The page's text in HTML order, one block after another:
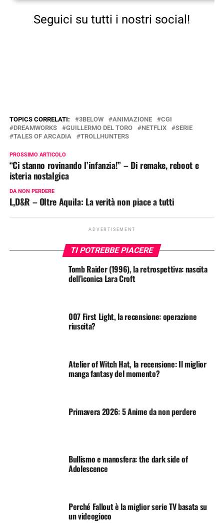
Seguici su tutti i nostri social!
TOPICS CORRELATI: 3BELOW ANIMAZIONE
CGI
DREAMWORKS
GUILLERMO DEL TORO NETFLIX
SERIE
TALES OF ARCADIA
TROLLHUNTERS
PROSSIMO ARTICOLO
“Ci stanno rovinando l’infanzia!” – Di remake, reboot e
isteria nostalgica
DA NON PERDERE
L,D&R – Oltre Aquila: La verità non piace a tutti
ADVERTISEMENT
TI POTREBBE PIACERE
Tomb Raider (1996), la retrospettiva: nascita
dell’iconica Lara Croft
007 First Light, la recensione: operazione
riuscita?
Atelier of Witch Hat, la recensione: Il miglior
manga fantasy del momento?
Primavera 2026: 5 Anime da non perdere
Bullismo e manosfera: the dark side of
Adolescence
Perché Fallout è la miglior serie TV basata su
un videogioco